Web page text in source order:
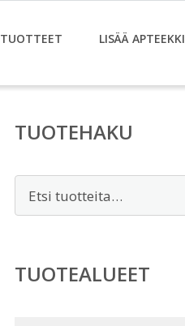
TUOTTEET LISÄÄ APTEEKKI
TUOTEHAKU
TUOTEALUEET